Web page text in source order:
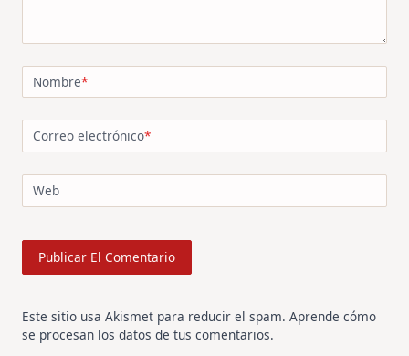
Nombre*
Correo electrónico*
Web
Este sitio usa Akismet para reducir el spam. Aprende cómo
se procesan los datos de tus comentarios.